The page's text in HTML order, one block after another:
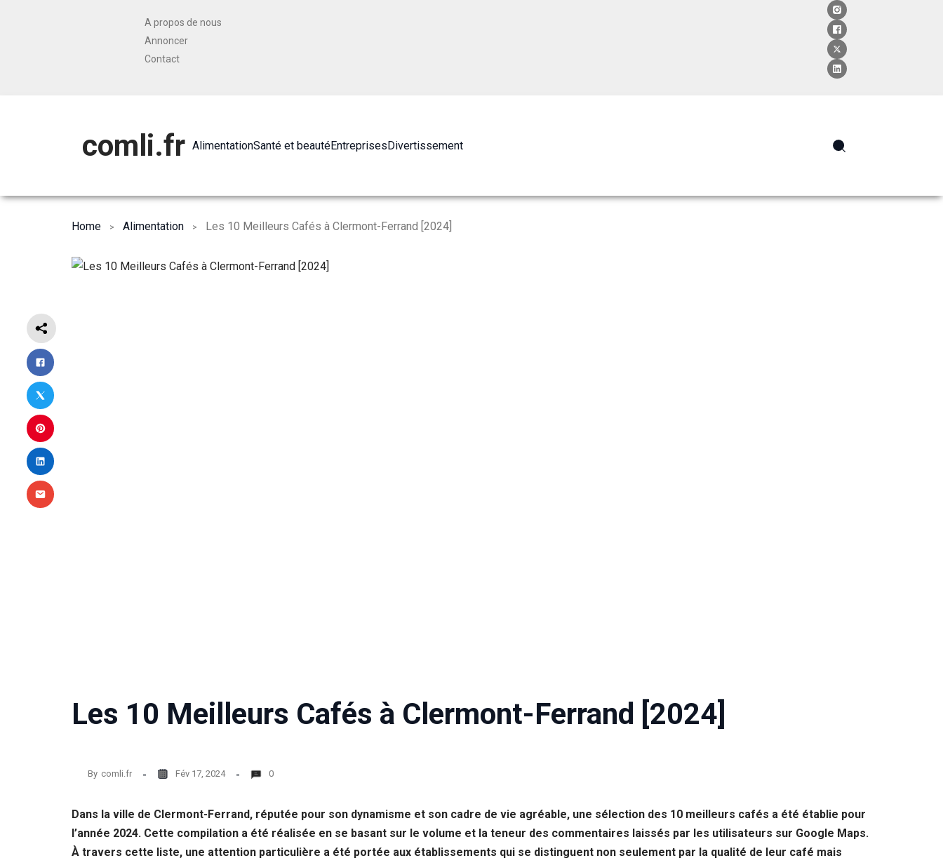
A propos de nous
Annoncer
Contact
comli.fr AlimentationSanté et beautéEntreprisesDivertissement
Home Alimentation Les 10 Meilleurs Cafés à Clermont-Ferrand [2024]
Les 10 Meilleurs Cafés à Clermont-Ferrand [2024]
By comli.fr Fév 17, 2024 0
Dans la ville de Clermont-Ferrand, réputée pour son dynamisme et son cadre de vie agréable, une sélection des 10 meilleurs cafés a été établie pour
l’année 2024. Cette compilation a été réalisée en se basant sur le volume et la teneur des commentaires laissés par les utilisateurs sur Google Maps.
À travers cette liste, une attention particulière a été portée aux établissements qui se distinguent non seulement par la qualité de leur café mais